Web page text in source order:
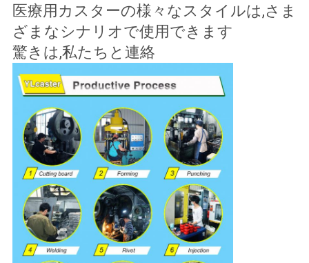
図
PRIVACY
POLICY
医療用カスターの様々なスタイルは,さま
ざまなシナリオで使用できます
驚きは,私たちと連絡